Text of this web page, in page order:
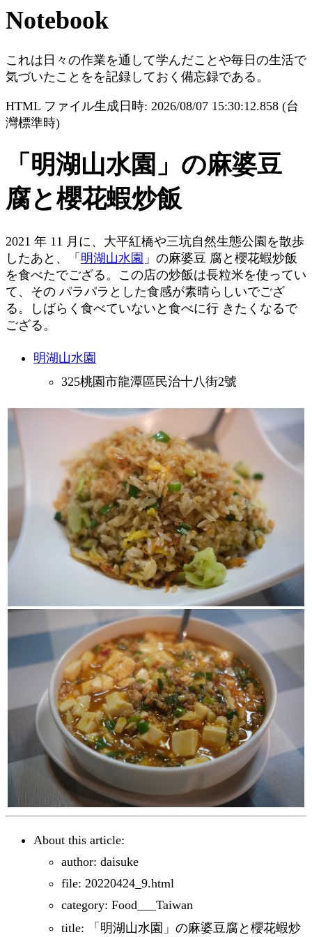
Notebook
これは日々の作業を通して学んだことや毎日の生活で
気づいたことをを記録しておく備忘録である。
HTML ファイル生成日時: 2026/08/07 15:30:12.858 (台
灣標準時)
「明湖山水園」の麻婆豆
腐と櫻花蝦炒飯
2021 年 11 月に、大平紅橋や三坑自然生態公園を散歩
したあと、「 明湖山水園 」の麻婆豆 腐と櫻花蝦炒飯
を食べたでござる。この店の炒飯は長粒米を使ってい
て、その パラパラとした食感が素晴らしいでござ
る。しばらく食べていないと食べに行 きたくなるで
ござる。
明湖山水園
325桃園市龍潭區民治十八街2號
About this article:
author: daisuke
file: 20220424_9.html
category: Food___Taiwan
title: 「明湖山水園」の麻婆豆腐と櫻花蝦炒